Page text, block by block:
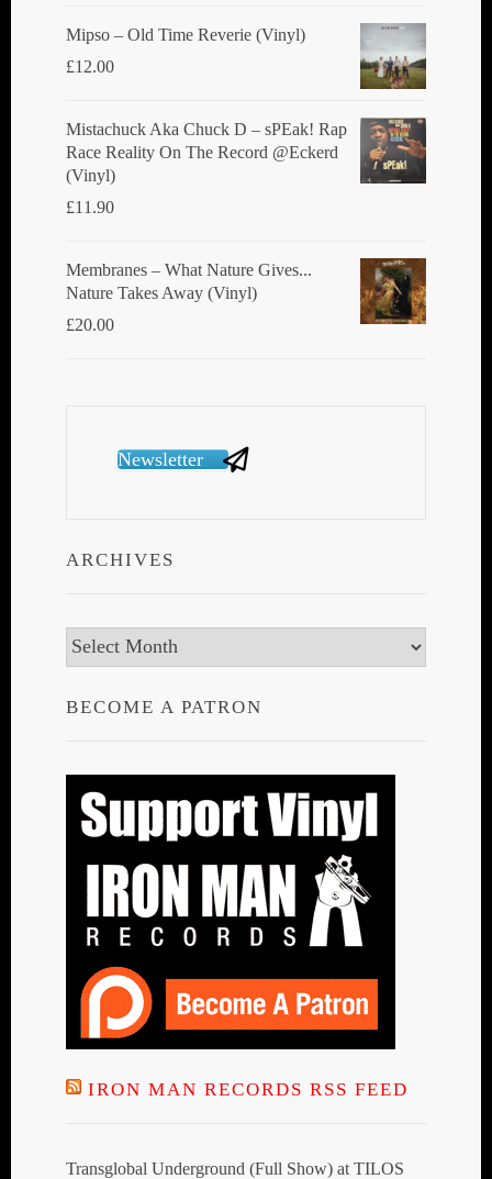
Mipso ‎– Old Time Reverie (Vinyl)
£12.00
Mistachuck Aka Chuck D ‎– sPEak! Rap
Race Reality On The Record @Eckerd
(Vinyl)
£11.90
Membranes ‎– What Nature Gives...
Nature Takes Away (Vinyl)
£20.00
Newsletter
ARCHIVES
Archives
BECOME A PATRON
IRON MAN RECORDS RSS FEED
Transglobal Underground (Full Show) at TILOS